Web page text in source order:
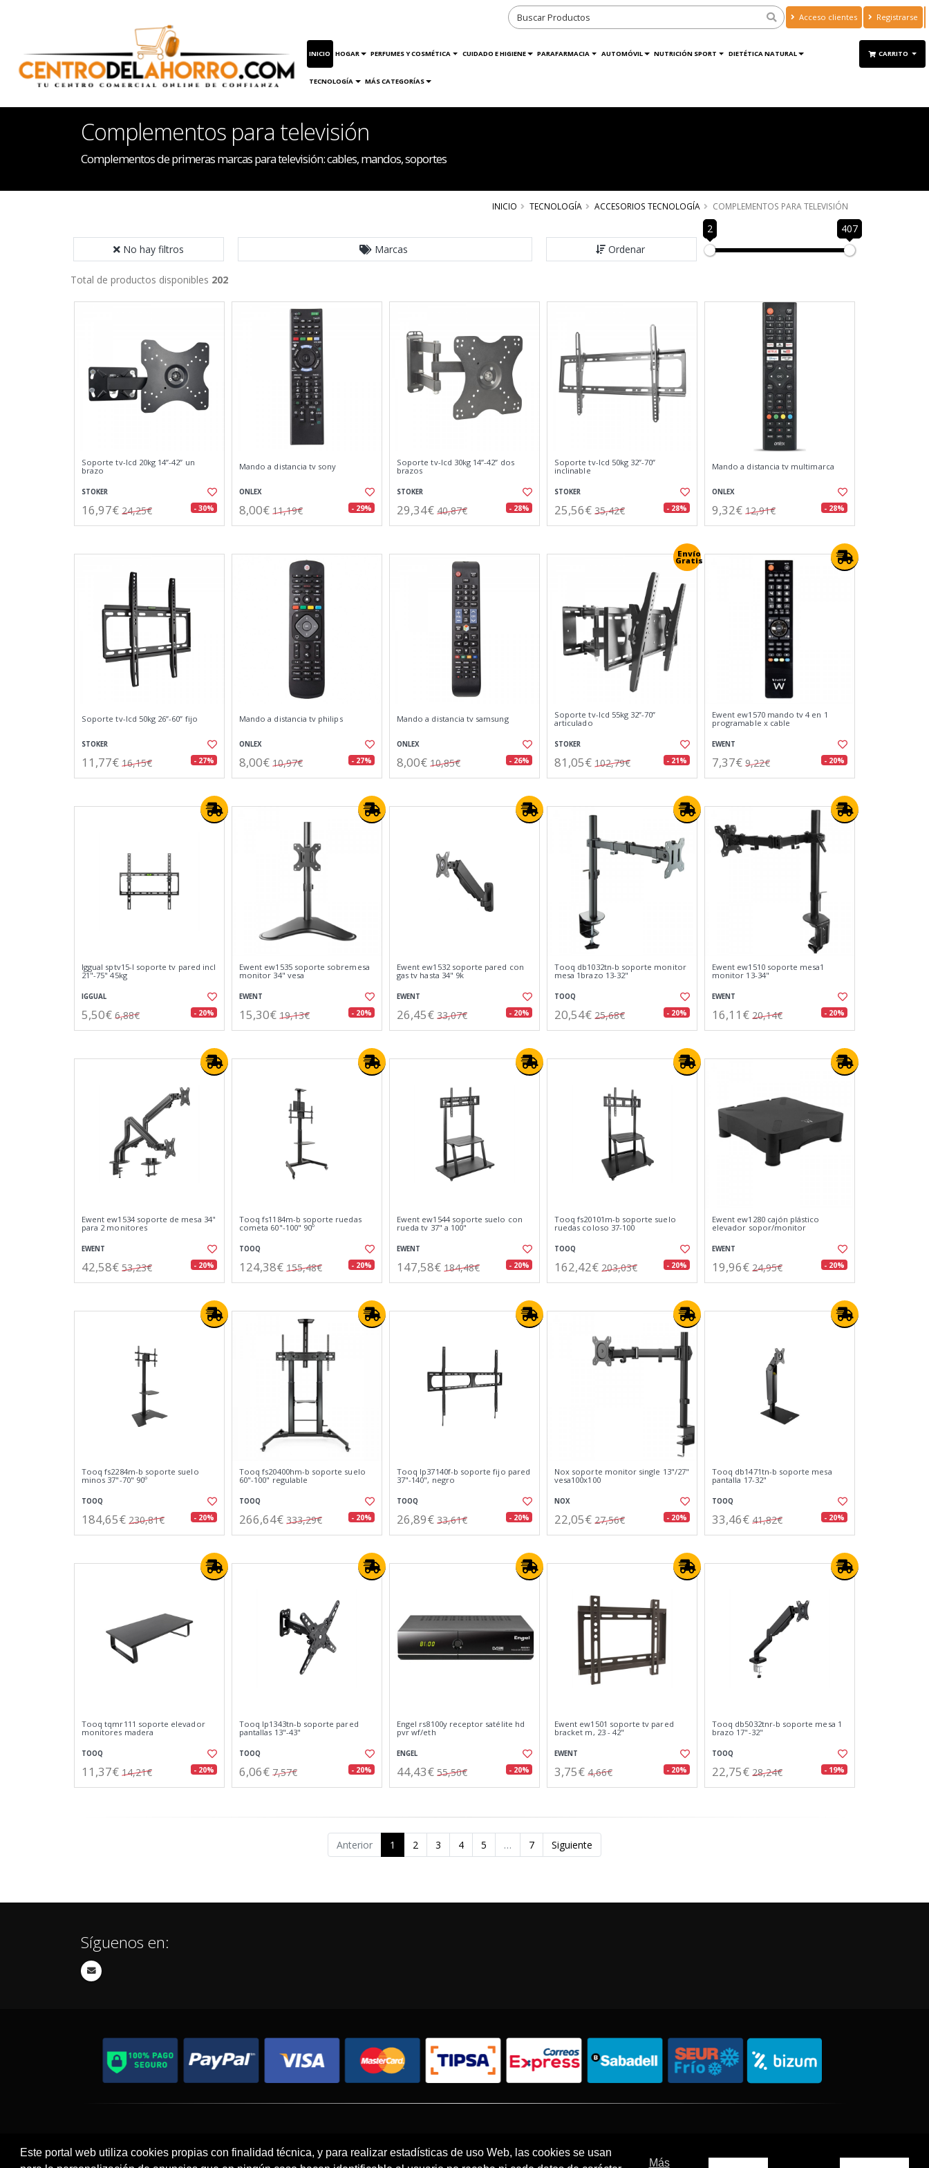
Este portal web utiliza cookies propias con finalidad técnica, y para realizar estadísticas de uso Web, las cookies se usan
Más
Acceso clientes Registrarse
INICIO HOGAR PERFUMES Y COSMÉTICA CUIDADO E HIGIENE PARAFARMACIA AUTOMÓVIL NUTRICIÓN SPORT DIETÉTICA NATURAL
TECNOLOGÍA MÁS CATEGORÍAS
CARRITO
Complementos para televisión
Complementos de primeras marcas para televisión: cables, mandos, soportes
INICIO TECNOLOGÍA ACCESORIOS TECNOLOGÍA COMPLEMENTOS PARA TELEVISIÓN
No hay filtros Marcas Ordenar
2 407
Total de productos disponibles 202
Soporte tv-lcd 20kg 14”-42” un
brazo
STOKER
16,97€ 24,25€ - 30%
Mando a distancia tv sony
ONLEX
8,00€ 11,19€ - 29%
Soporte tv-lcd 30kg 14”-42” dos
brazos
STOKER
29,34€ 40,87€ - 28%
Soporte tv-lcd 50kg 32”-70”
inclinable
STOKER
25,56€ 35,42€ - 28%
Mando a distancia tv multimarca
ONLEX
9,32€ 12,91€ - 28%
Soporte tv-lcd 50kg 26”-60” fijo
STOKER
11,77€ 16,15€ - 27%
Mando a distancia tv philips
ONLEX
8,00€ 10,97€ - 27%
Mando a distancia tv samsung
ONLEX
8,00€ 10,85€ - 26%
Envío
Gratis
Soporte tv-lcd 55kg 32”-70”
articulado
STOKER
81,05€ 102,79€ - 21%
Ewent ew1570 mando tv 4 en 1
programable x cable
EWENT
7,37€ 9,22€ - 20%
Iggual sptv15-l soporte tv pared incl
21"-75" 45kg
IGGUAL
5,50€ 6,88€ - 20%
Ewent ew1535 soporte sobremesa
monitor 34" vesa
EWENT
15,30€ 19,13€ - 20%
Ewent ew1532 soporte pared con
gas tv hasta 34" 9k
EWENT
26,45€ 33,07€ - 20%
Tooq db1032tn-b soporte monitor
mesa 1brazo 13-32"
TOOQ
20,54€ 25,68€ - 20%
Ewent ew1510 soporte mesa1
monitor 13-34"
EWENT
16,11€ 20,14€ - 20%
Ewent ew1534 soporte de mesa 34"
para 2 monitores
EWENT
42,58€ 53,23€ - 20%
Tooq fs1184m-b soporte ruedas
cometa 60"-100" 90º
TOOQ
124,38€ 155,48€ - 20%
Ewent ew1544 soporte suelo con
rueda tv 37" a 100"
EWENT
147,58€ 184,48€ - 20%
Tooq fs20101m-b soporte suelo
ruedas coloso 37-100
TOOQ
162,42€ 203,03€ - 20%
Ewent ew1280 cajón plástico
elevador sopor/monitor
EWENT
19,96€ 24,95€ - 20%
Tooq fs2284m-b soporte suelo
minos 37"-70" 90º
TOOQ
184,65€ 230,81€ - 20%
Tooq fs20400hm-b soporte suelo
60"-100" regulable
TOOQ
266,64€ 333,29€ - 20%
Tooq lp37140f-b soporte fijo pared
37"-140", negro
TOOQ
26,89€ 33,61€ - 20%
Nox soporte monitor single 13"/27"
vesa100x100
NOX
22,05€ 27,56€ - 20%
Tooq db1471tn-b soporte mesa
pantalla 17-32"
TOOQ
33,46€ 41,82€ - 20%
Tooq tqmr111 soporte elevador
monitores madera
TOOQ
11,37€ 14,21€ - 20%
Tooq lp1343tn-b soporte pared
pantallas 13"-43"
TOOQ
6,06€ 7,57€ - 20%
Engel rs8100y receptor satélite hd
pvr wf/eth
ENGEL
44,43€ 55,50€ - 20%
Ewent ew1501 soporte tv pared
bracket m, 23 - 42"
EWENT
3,75€ 4,66€ - 20%
Tooq db5032tnr-b soporte mesa 1
brazo 17"-32"
TOOQ
22,75€ 28,24€ - 19%
Anterior 1 2 3 4 5 … 7 Siguiente
Síguenos en: